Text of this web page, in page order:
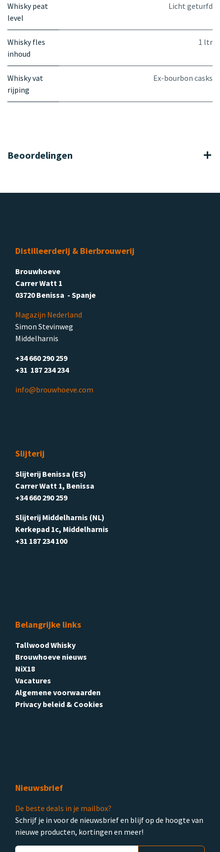
Whisky peat
level
Licht geturfd
Whisky fles
inhoud
1 ltr
Whisky vat
rijping
Ex-bourbon casks
Beoordelingen
Distilleerderij & Bierbrouwerij
Brouwhoeve
Carrer Watt 1
03720 Benissa - Spanje
Magazijn Nederland
Simon Stevinweg
Middelharnis
+34 660 290 259
+31 187 234 234
info@brouwhoeve.com
Slijterij
Slijterij Benissa (ES)
Carrer Watt 1, Benissa
+34 660 290 259
Slijterij Middelharnis (NL)
Kerkepad 1c, Middelharnis
+31 187 234 100
Belangrijke links
Tallwood Whisky
Brouwhoeve nieuws
NiX18
Vacatures
Algemene voorwaarden
Privacy beleid & Cookies
Nieuwsbrief
De beste deals in je mailbox?
Schrijf je in voor de nieuwsbrief en blijf op de hoogte van
nieuwe producten, kortingen en meer!